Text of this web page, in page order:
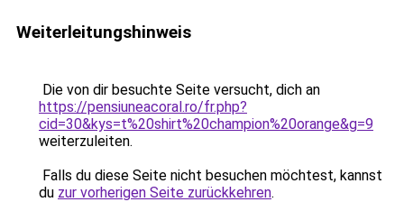
Weiterleitungshinweis
Die von dir besuchte Seite versucht, dich an
https://pensiuneacoral.ro/fr.php?
cid=30&kys=t%20shirt%20champion%20orange&g=9
weiterzuleiten.
Falls du diese Seite nicht besuchen möchtest, kannst
du zur vorherigen Seite zurückkehren.